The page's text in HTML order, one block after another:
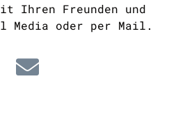
Ihren Freunden und
Media oder per Mail.